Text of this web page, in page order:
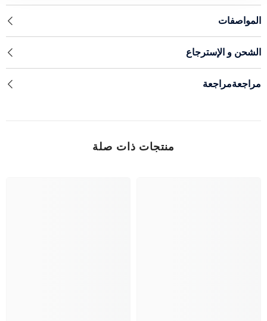
المواصفات
الشحن و الإسترجاع
مراجعةمراجعة
منتجات ذات صلة